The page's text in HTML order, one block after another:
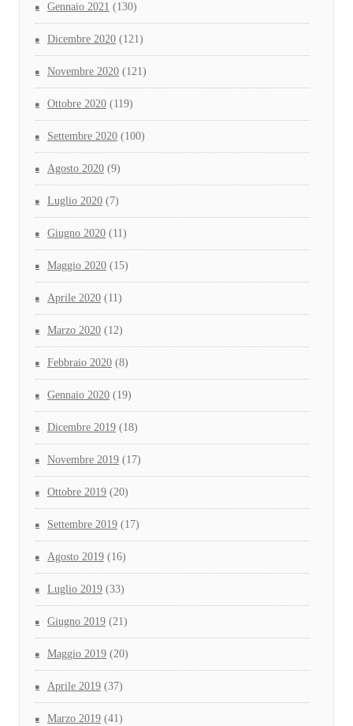
Gennaio 2021 (130)
Dicembre 2020 (121)
Novembre 2020 (121)
Ottobre 2020 (119)
Settembre 2020 (100)
Agosto 2020 (9)
Luglio 2020 (7)
Giugno 2020 (11)
Maggio 2020 (15)
Aprile 2020 (11)
Marzo 2020 (12)
Febbraio 2020 (8)
Gennaio 2020 (19)
Dicembre 2019 (18)
Novembre 2019 (17)
Ottobre 2019 (20)
Settembre 2019 (17)
Agosto 2019 (16)
Luglio 2019 (33)
Giugno 2019 (21)
Maggio 2019 (20)
Aprile 2019 (37)
Marzo 2019 (41)